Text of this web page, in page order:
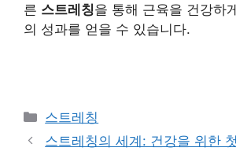
른 스트레칭을 통해 근육을 건강하
의 성과를 얻을 수 있습니다.
Categories
스트레칭
스트레칭의 세계: 건강을 위한